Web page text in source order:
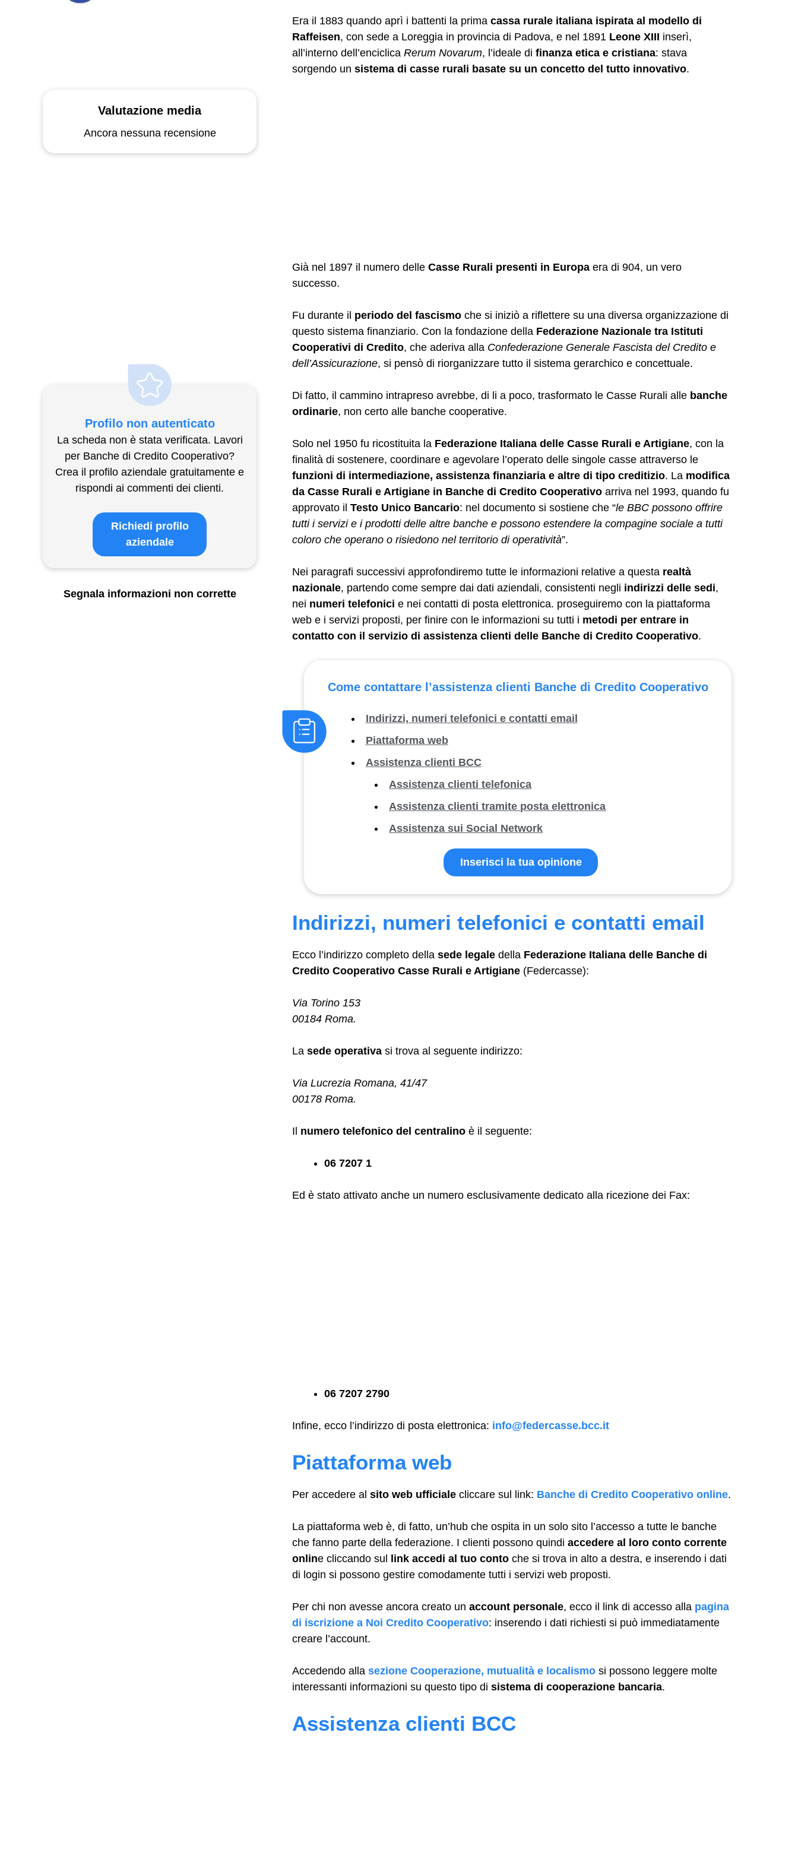
Era il 1883 quando aprì i battenti la prima cassa rurale italiana ispirata al modello di
Raffeisen, con sede a Loreggia in provincia di Padova, e nel 1891 Leone XIII inserì,
all’interno dell’enciclica Rerum Novarum, l’ideale di finanza etica e cristiana: stava
sorgendo un sistema di casse rurali basate su un concetto del tutto innovativo.
Già nel 1897 il numero delle Casse Rurali presenti in Europa era di 904, un vero
successo.
Fu durante il periodo del fascismo che si iniziò a riflettere su una diversa organizzazione di
questo sistema finanziario. Con la fondazione della Federazione Nazionale tra Istituti
Cooperativi di Credito, che aderiva alla Confederazione Generale Fascista del Credito e
dell’Assicurazione, si pensò di riorganizzare tutto il sistema gerarchico e concettuale.
Di fatto, il cammino intrapreso avrebbe, di li a poco, trasformato le Casse Rurali alle banche
ordinarie, non certo alle banche cooperative.
Solo nel 1950 fu ricostituita la Federazione Italiana delle Casse Rurali e Artigiane, con la
finalità di sostenere, coordinare e agevolare l’operato delle singole casse attraverso le
funzioni di intermediazione, assistenza finanziaria e altre di tipo creditizio. La modifica
da Casse Rurali e Artigiane in Banche di Credito Cooperativo arriva nel 1993, quando fu
approvato il Testo Unico Bancario: nel documento si sostiene che “le BBC possono offrire
tutti i servizi e i prodotti delle altre banche e possono estendere la compagine sociale a tutti
coloro che operano o risiedono nel territorio di operatività”.
Nei paragrafi successivi approfondiremo tutte le informazioni relative a questa realtà
nazionale, partendo come sempre dai dati aziendali, consistenti negli indirizzi delle sedi,
nei numeri telefonici e nei contatti di posta elettronica. proseguiremo con la piattaforma
web e i servizi proposti, per finire con le informazioni su tutti i metodi per entrare in
contatto con il servizio di assistenza clienti delle Banche di Credito Cooperativo.
Come contattare l’assistenza clienti Banche di Credito Cooperativo
Indirizzi, numeri telefonici e contatti email
Piattaforma web
Assistenza clienti BCC
Assistenza clienti telefonica
Assistenza clienti tramite posta elettronica
Assistenza sui Social Network
Inserisci la tua opinione
Indirizzi, numeri telefonici e contatti email
Ecco l’indirizzo completo della sede legale della Federazione Italiana delle Banche di
Credito Cooperativo Casse Rurali e Artigiane (Federcasse):
Via Torino 153
00184 Roma.
La sede operativa si trova al seguente indirizzo:
Via Lucrezia Romana, 41/47
00178 Roma.
Il numero telefonico del centralino è il seguente:
06 7207 1
Ed è stato attivato anche un numero esclusivamente dedicato alla ricezione dei Fax:
06 7207 2790
Infine, ecco l’indirizzo di posta elettronica: info@federcasse.bcc.it
Piattaforma web
Per accedere al sito web ufficiale cliccare sul link: Banche di Credito Cooperativo online.
La piattaforma web è, di fatto, un’hub che ospita in un solo sito l’accesso a tutte le banche
che fanno parte della federazione. I clienti possono quindi accedere al loro conto corrente
online cliccando sul link accedi al tuo conto che si trova in alto a destra, e inserendo i dati
di login si possono gestire comodamente tutti i servizi web proposti.
Per chi non avesse ancora creato un account personale, ecco il link di accesso alla pagina
di iscrizione a Noi Credito Cooperativo: inserendo i dati richiesti si può immediatamente
creare l’account.
Accedendo alla sezione Cooperazione, mutualità e localismo si possono leggere molte
interessanti informazioni su questo tipo di sistema di cooperazione bancaria.
Assistenza clienti BCC
Valutazione media
Ancora nessuna recensione
Profilo non autenticato
La scheda non è stata verificata. Lavori
per Banche di Credito Cooperativo?
Crea il profilo aziendale gratuitamente e
rispondi ai commenti dei clienti.
Richiedi profilo
aziendale
Segnala informazioni non corrette